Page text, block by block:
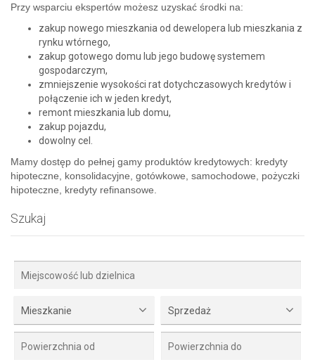
Przy wsparciu ekspertów możesz uzyskać środki na:
zakup nowego mieszkania od dewelopera lub mieszkania z
rynku wtórnego,
zakup gotowego domu lub jego budowę systemem
gospodarczym,
zmniejszenie wysokości rat dotychczasowych kredytów i
połączenie ich w jeden kredyt,
remont mieszkania lub domu,
zakup pojazdu,
dowolny cel.
Mamy dostęp do pełnej gamy produktów kredytowych: kredyty
hipoteczne, konsolidacyjne, gotówkowe, samochodowe, pożyczki
hipoteczne, kredyty refinansowe.
Szukaj
Mieszkanie Sprzedaż